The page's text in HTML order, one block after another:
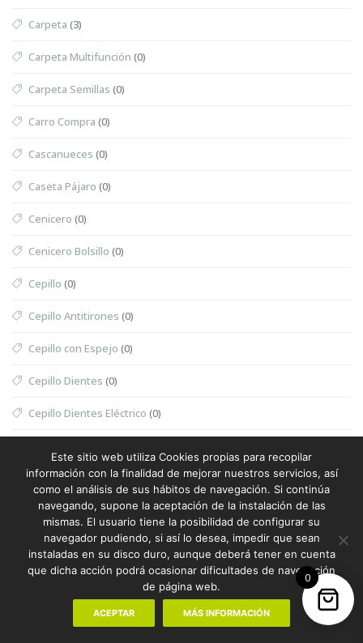
Carpeta (3)
Carpeta Multifunción (0)
Carpeta Semillas (0)
Carro Compra (0)
Cascanueces (0)
Caseta Pájaro (0)
Cenicero (0)
Cenicero Bolsillo (0)
Cepillo (0)
Cepillo Antitirones (0)
Cepillo con Espejo (0)
Cepillo Dientes (0)
Cepillo Dientes Eléctrico (0)
Cepillo Exfoliante Masajeador(0)
Cepillo Limpiador(0)
Cepillo Mascotas(0)
Cesta (0)
Cesta Halloween(0)
0
Este sitio web utiliza Cookies propias para recopilar
información con la finalidad de mejorar nuestros servicios, así
como el análisis de sus hábitos de navegación. Si continúa
navegando, supone la aceptación de la instalación de las
mismas. El usuario tiene la posibilidad de configurar su
navegador pudiendo, si así lo desea, impedir que sean
instaladas en su disco duro, aunque deberá tener en cuenta
que dicha acción podrá ocasionar dificultades de navegación
de página web.
ACEPTAR MÁS INFORMACIÓN